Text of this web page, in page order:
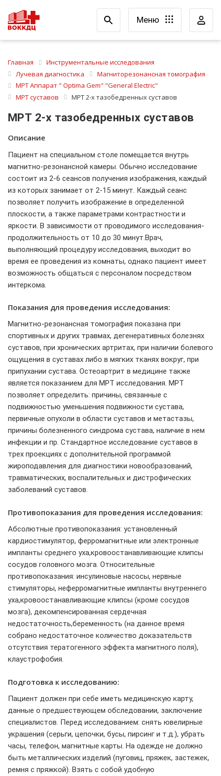
Меню
Главная
Инструментальные исследования
Лучевая диагностика
Магниторезонансная томография
МРТ Аппарат " Optima Gem" "General Electric"
МРТ суставов
МРТ 2-х тазобедренных суставов
МРТ 2-х тазобедренных суставов
Описание
Пациент на специальном столе помещается внутрь
магнитно-резонансной камеры. Обычно исследование
состоит из 2-6 сеансов получения изображения, каждый
из которых занимает от 2-15 минут. Каждый сеанс
позволяет получить изображение в определенной
плоскости, а также параметрами контрастности и
яркости. В зависимости от проводимого исследования-
продолжительность от 10 до 30 минут.Врач,
выполняющий процедуру исследования, выходит во
время ее проведения из комнаты, однако пациент имеет
возможность общаться с персоналом посредством
интеркома.
Показания для проведения исследования:
Магнитно-резонансная томография показана при
спортивных и других травмах, дегенеративных болезнях
суставов, при хронических артритах, при наличии болевого
ощущения в суставах либо в мягких тканях вокруг, при
припухании сустава. Остеоартрит в медицине также
является показанием для МРТ исследования. МРТ
позволяет определить: причины, связанные с
подвижностью уменьшения подвижности сустава,
первичные опухоли в области суставов и метастазы,
причины болезненного синдрома сустава, наличие в нем
инфекции и пр. Стандартное исследование суставов в
трех проекциях с дополнительной программой
жироподавления для диагностики новообразований,
травматических, воспалительных и дистрофических
заболеваний суставов.
Противопоказания для проведения исследования:
Абсолютные противопоказания: установленный
кардиостимулятор, ферромагнитные или электронные
импланты среднего уха,кровоостанавливающие клипсы
сосудов головного мозга. Относительные
противопоказания: инсулиновые насосы, нервные
стимуляторы, неферромагнитные импланты внутреннего
уха,кровоостанавливающие клипсы (кроме сосудов
мозга), декомпенсированная сердечная
недостаточность,беременность (на данное время
собрано недостаточное количество доказательств
отсутствия тератогенного эффекта магнитного поля),
клаустрофобия.
Подготовка к исследованию:
Пациент должен при себе иметь медицинскую карту,
данные о предшествующем обследовании, заключение
специалистов. Перед исследованием: снять ювелирные
украшения (серьги, цепочки, бусы, пирсинг и т.д.), убрать
часы, телефон, магнитные карты. На одежде не должно
быть металлических изделий (пуговиц, пряжек, застежек,
ремня с пряжкой). Взять с собой удобную